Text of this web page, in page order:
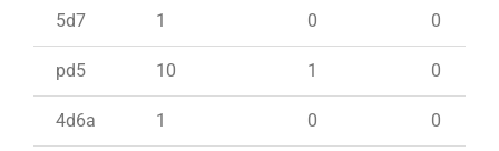
5d7 1 0 0
pd5 10 1 0
4d6a 1 0 0